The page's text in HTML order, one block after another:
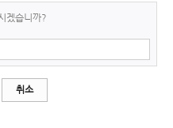
겠습니까?
취소